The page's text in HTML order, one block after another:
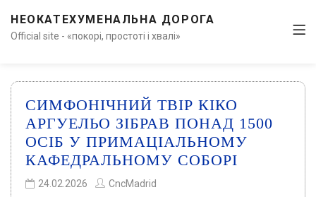
НЕОКАТЕХУМЕНАЛЬНА ДОРОГА
Official site - «покорі, простоті і хвалі»
СИМФОНІЧНИЙ ТВІР КІКО
АРГУЕЛЬО ЗІБРАВ ПОНАД 1500
ОСІБ У ПРИМАЦІАЛЬНОМУ
КАФЕДРАЛЬНОМУ СОБОРІ
24.02.2026 CncMadrid